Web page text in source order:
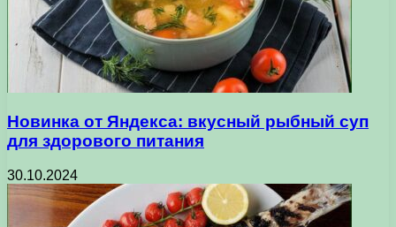
Новинка от Яндекса: вкусный рыбный суп
для здорового питания
30.10.2024